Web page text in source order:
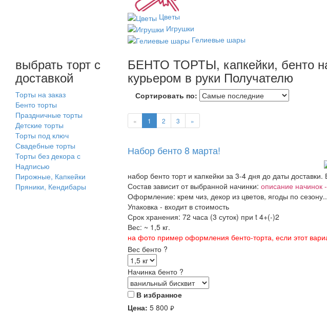
Цветы
Игрушки
Гелиевые шары
выбрать торт с
доставкой
Торты на заказ
Бенто торты
Праздничные торты
Детские торты
Торты под ключ
Свадебные торты
Торты без декора с
Надписью
Пирожные, Капкейки
Пряники, Кендибары
БЕНТО ТОРТЫ, капкейки, бенто
курьером в руки Получателю
Сортировать по:
« 1 2 3 »
Набор бенто 8 марта!
набор бенто торт и капкейки за 3-4 дня до даты
Состав зависит от выбранной начинки: описание начинок
Оформление: крем чиз, декор из цветов, ягоды по сезону..
Упаковка - входит в стоимость
Срок хранения: 72 часа (3 суток) при t 4+(-)2
Вес: ~ 1,5 кг.
на фото пример оформления бенто-торта, если этот
Вес бенто ?
Начинка бенто ?
В избранное
Цена: 5 800 руб.